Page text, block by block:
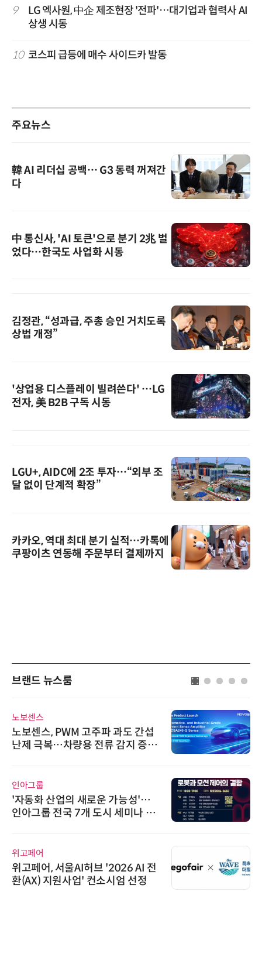
9
LG 엑사원, 中企 제조현장 '전파'…대기업과 협력사 AI
상생 시동
10 코스피 급등에 매수 사이드카 발동
주요뉴스
韓 AI 리더십 공백… G3 동력 꺼져간
다
中 통신사, 'AI 토큰'으로 분기 2兆 벌
었다…한국도 사업화 시동
김정관, “성과급, 주총 승인 거치도록
상법 개정”
'상업용 디스플레이 빌려쓴다' …LG
전자, 美 B2B 구독 시동
LGU+, AIDC에 2조 투자…“외부 조
달 없이 단계적 확장”
카카오, 역대 최대 분기 실적…카톡에
쿠팡이츠 연동해 주문부터 결제까지
브랜드 뉴스룸
노보센스
노보센스, PWM 고주파 과도 간섭
난제 극복…차량용 전류 감지 증폭
인아그룹
'자동화 산업의 새로운 가능성'…
인아그룹 전국 7개 도시 세미나 페
위고페어
위고페어, 서울AI허브 '2026 AI 전
환(AX) 지원사업' 컨소시엄 선정